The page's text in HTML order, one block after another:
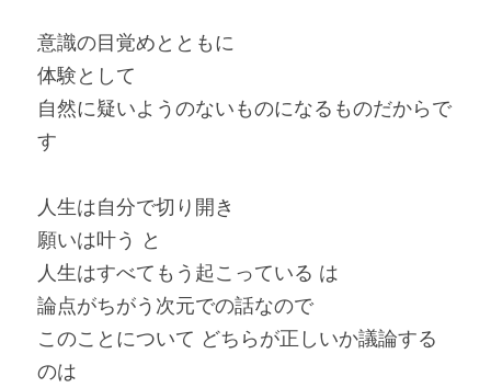
意識の目覚めとともに
体験として
自然に疑いようのないものになるものだからで
す
人生は自分で切り開き
願いは叶う と
人生はすべてもう起こっている は
論点がちがう次元での話なので
このことについて どちらが正しいか議論する
のは